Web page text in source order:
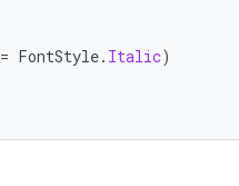
= FontStyle. Italic)